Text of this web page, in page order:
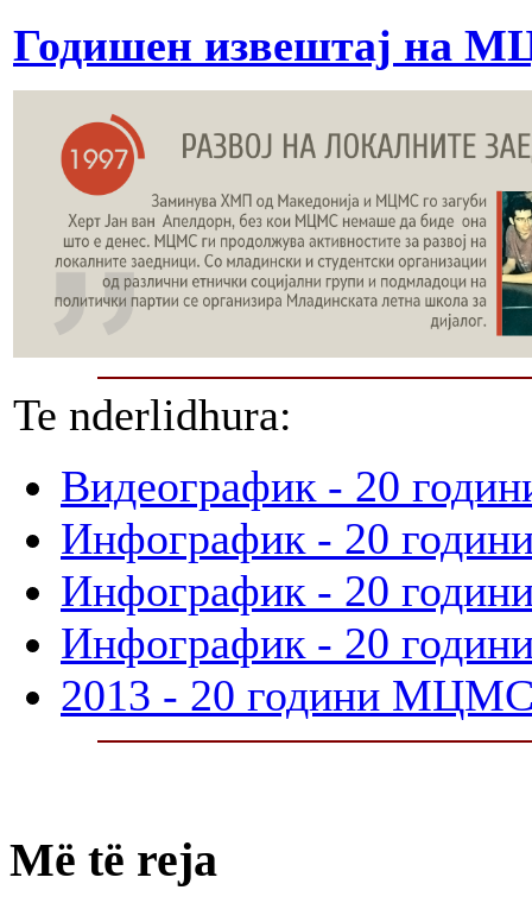
Годишен извештај на
Te nderlidhura:
Видеографик - 20
Инфографик - 20
Инфографик - 20
Инфографик - 20
2013 - 20 години
Më të reja